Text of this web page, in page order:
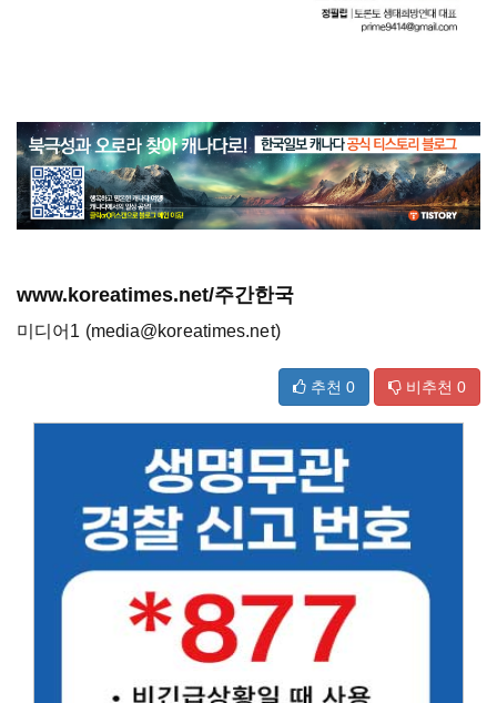
www.koreatimes.net/주간한국
미디어1 (media@koreatimes.net)
추천 0 비추천 0